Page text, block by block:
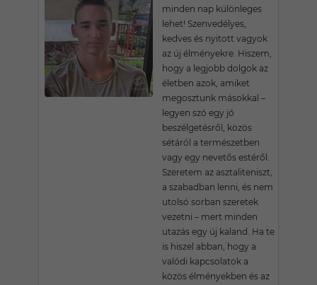
minden nap különleges
lehet! Szenvedélyes,
kedves és nyitott vagyok
az új élményekre. Hiszem,
hogy a legjobb dolgok az
életben azok, amiket
megosztunk másokkal –
legyen szó egy jó
beszélgetésről, közös
sétáról a természetben
vagy egy nevetős estéről.
Szeretem az asztaliteniszt,
a szabadban lenni, és nem
utolsó sorban szeretek
vezetni – mert minden
utazás egy új kaland. Ha te
is hiszel abban, hogy a
valódi kapcsolatok a
közös élményekben és az